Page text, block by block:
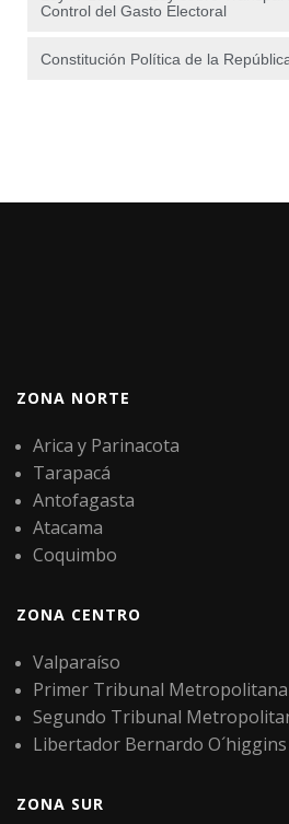
Control del Gasto Electoral
Constitución Política de la
ZONA NORTE
Arica y Parinacota
Tarapacá
Antofagasta
Atacama
Coquimbo
ZONA CENTRO
Valparaíso
Primer Tribunal Metropolitana
Segundo Tribunal
Libertador Bernardo O´higgins
ZONA SUR